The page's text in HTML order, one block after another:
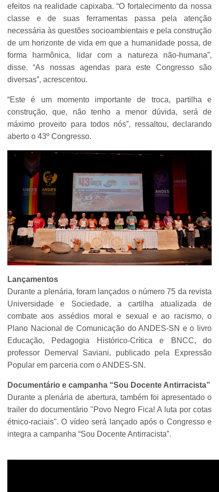
efeitos na realidade capixaba. “O fortalecimento da nossa
classe e de suas ferramentas passa pela atenção
necessária às questões socioambientais e pela construção
de um horizonte de vida em que a humanidade possa, de
forma harmônica, lidar com a natureza não-humana”,
disse. “As nossas agendas para este Congresso são
diversas”, acrescentou.
“Este é um momento importante de troca, partilha e
construção, que, não tenho a menor dúvida, será de
máximo proveito para todos nós”, ressaltou, declarando
aberto o 43º Congresso.
Lançamentos
Durante a plenária, foram lançados o número 75 da revista
Universidade e Sociedade, a cartilha atualizada de
combate aos assédios moral e sexual e ao racismo, o
Plano Nacional de Comunicação do ANDES-SN e o livro
Educação, Pedagogia Histórico-Crítica e BNCC, do
professor Demerval Saviani, publicado pela Expressão
Popular em parceria com o ANDES-SN.
Documentário e campanha “Sou Docente Antirracista”
Durante a plenária de abertura, também foi apresentado o
trailer do documentário "Povo Negro Fica! A luta por cotas
étnico-raciais". O vídeo será lançado após o Congresso e
integra a campanha “Sou Docente Antirracista”.